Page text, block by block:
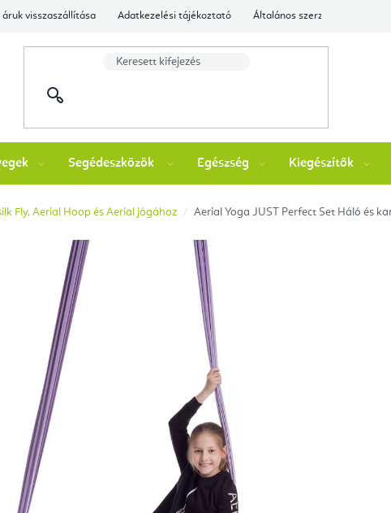
áruk visszaszállítása Adatkezelési tájékoztató Általános szerződési feltételek
Segédeszközök Egészség Kiegészítők
Fly, Aerial Hoop és Aerial jógához Aerial Yoga JUST Perfect Set Háló és